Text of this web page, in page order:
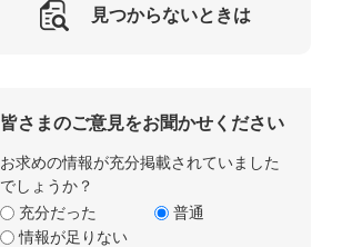
見つからないときは
皆さまのご意見をお聞かせください
お求めの情報が充分掲載されていました
でしょうか？
充分だった
普通
情報が足りない